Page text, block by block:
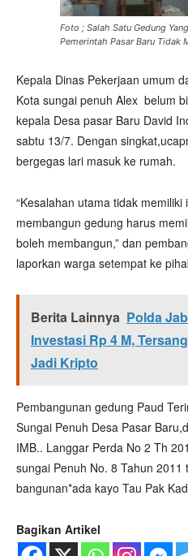
Foto ; Salah Satu Gedung
Pemerintah Pasar Baru Tidak
Kepala Dinas Pekerjaan umum
Kota sungai penuh Alex belum
kepala Desa pasar Baru David
sabtu 13/7. Dengan
bergegas lari masuk ke rumah.
“Kesalahan utama tidak
membangun gedung harus
boleh membangun,” dan
laporkan warga setempat ke
Berita Lainnya Polda
Investasi Rp 4 M,
Jadi Kripto
Pembangunan gedung Paud
Sungai Penuh Desa Pasar
IMB.. Langgar Perda No 2 Th
sungai Penuh No. 8 Tahun 2011
bangunan*ada kayo Tau Pak
Bagikan Artikel